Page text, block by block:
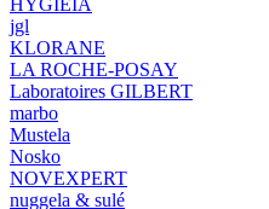
HYGIEIA
jgl
KLORANE
LA ROCHE-POSAY
Laboratoires GILBERT
marbo
Mustela
Nosko
NOVEXPERT
nuggela & sulé